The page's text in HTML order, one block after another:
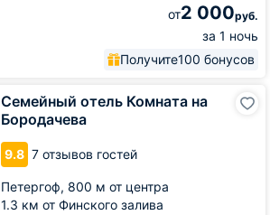
от2 000руб.
за 1 ночь
Получите100 бонусов
Семейный отель Комната на
Бородачева
9.8 7 отзывов гостей
Петергоф, 800 м от центра
1.3 км от Финского залива